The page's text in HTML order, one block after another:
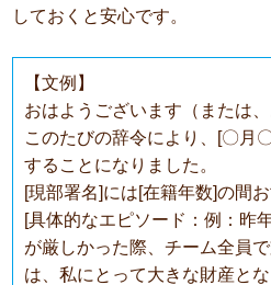
しておくと安心です。
【文例】
おはようございます（または、
このたびの辞令により、[〇月
することになりました。
[現部署名]には[在籍年数]の間
[具体的なエピソード：例：昨
が厳しかった際、チーム全員
は、私にとって大きな財産とな